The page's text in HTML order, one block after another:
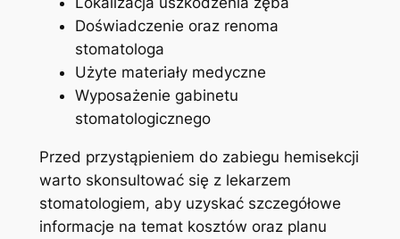
Doświadczenie ⁣oraz renoma
stomatologa
Użyte ‍materiały medyczne
Wyposażenie gabinetu
stomatologicznego
Przed przystąpieniem do ⁤zabiegu hemisekcji
⁢warto skonsultować się z lekarzem
stomatologiem,⁢ aby uzyskać szczegółowe
informacje na temat kosztów oraz planu